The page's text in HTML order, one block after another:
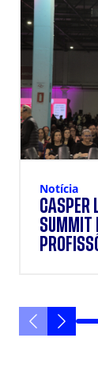
Notícia
CÁSPER
SUMMIT